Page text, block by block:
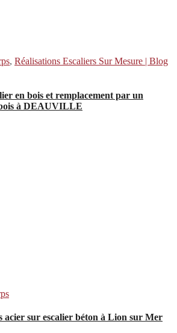
, Réalisations Escaliers Sur Mesure | Blog
en bois et remplacement par un
à DEAUVILLE
acier sur escalier béton à Lion sur Mer